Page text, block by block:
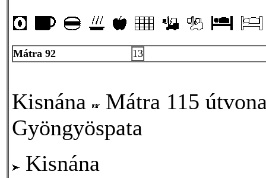
Mátra 92 13
Kisnána
Mátra 115
Gyöngyöspata
Kisnána